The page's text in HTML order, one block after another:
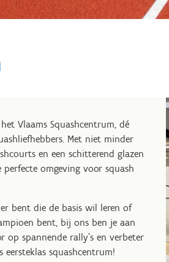
Vlaams Squashcentrum, dé
Met niet minder
en een schitterend glazen
omgeving voor squash
bent die de basis wil leren of
bent, bij ons ben je aan
op spannende rally's en verbeter
eersteklas squashcentrum!